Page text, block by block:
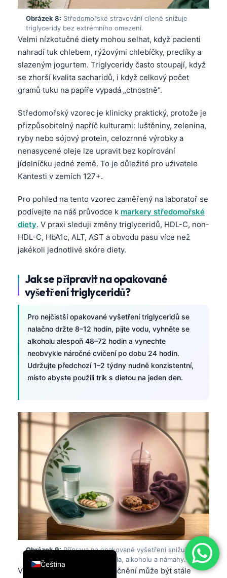
Obrázek 8: Středomořské stravování cíleně snižuje
triglyceridy bez extrémního omezení.
Velmi nízkotučné diety mohou selhat, když pacienti
nahradí tuk chlebem, rýžovými chlebíčky, preclíky a
slazeným jogurtem. Triglyceridy často stoupají, když
se zhorší kvalita sacharidů, i když celkový počet
gramů tuku na papíře vypadá „ctnostně“.
Středomořský vzorec je klinicky praktický, protože je
přizpůsobitelný napříč kulturami: luštěniny, zelenina,
ryby nebo sójový protein, celozrnné výrobky a
nenasycené oleje lze upravit bez kopírování
jídelníčku jedné země. To je důležité pro uživatele
Kantesti v zemích 127+.
Pro pohled na tento vzorec zaměřený na laboratoř se
podívejte na náš průvodce k markery středomořské
diety. V praxi sleduji změny triglyceridů, HDL-C, non-
HDL-C, HbA1c, ALT, AST a obvodu pasu více než
jakékoli jednotlivé skóre diety.
Jak se připravit na opakované
vyšetření triglyceridů?
Pro nejčistší opakované vyšetření triglyceridů se
nalačno držte 8–12 hodin, pijte vodu, vyhněte se
alkoholu alespoň 48–72 hodin a vynechte
neobvykle náročné cvičení po dobu 24 hodin.
Udržujte předchozí 1–2 týdny nudně konzistentní,
místo abyste použili trik s dietou na jeden den.
Obrázek 9:Příprava na opakované vyšetření snižuje
falešně vysoké hodnoty z jídla, alkoholu a námahy.
Výsledek triglyceridů bez lačnění může být stále
Čeština
English
Deutsch
العربية
Français
עִבְרִית
Italiano
Español
Português
Ελληνικά
Română
简体中文
فارسی
Български
Dansk
Nederlands
हिन्दी
Հայերեն
Íslenska
Српски језик
Svenska
Bosanski
Azərbaycan dili
日本語
ქართული
Русский
Lietuvių kalba
Polski
한국어
Slovenščina